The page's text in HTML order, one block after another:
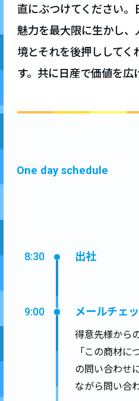
直にぶつけてください
魅力を最大限に生かし
境とそれを後押ししてく
す。共に日産で価値を広
One day schedule
8:30 出社
9:00 メールチェ
得意先様から
「この商材
の問い合わせ
ながら問い合